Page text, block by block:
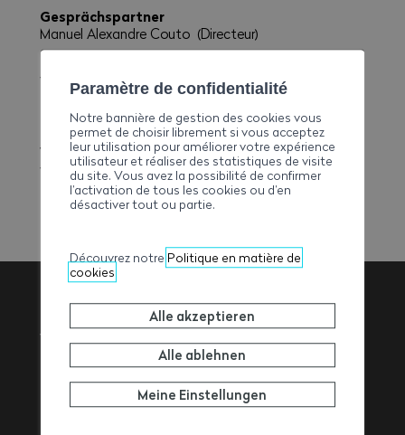
Gesprächspartner
Manuel Alexandre Couto(Directeur)
vsetancheite@hotmail.com
+41789196908
Webseite
www.vsetancheite.ch/
Walliser
Baumeisterverband
Paramètre de confidentialité
Notre bannière de gestion des cookies vous
permet de choisir librement si vous acceptez
leur utilisation pour améliorer votre expérience
utilisateur et réaliser des statistiques de visite
du site. Vous avez la possibilité de confirmer
l’activation de tous les cookies ou d’en
désactiver tout ou partie.
Découvrez notre Politique en matière de
cookies
Alle akzeptieren
Alle ablehnen
Meine Einstellungen